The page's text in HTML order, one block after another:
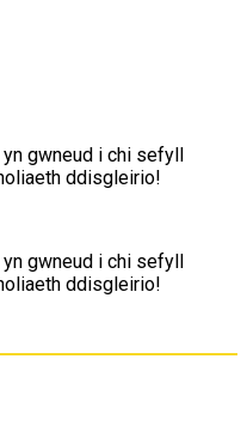
yn gwneud i chi sefyll
ddisgleirio!
yn gwneud i chi sefyll
ddisgleirio!